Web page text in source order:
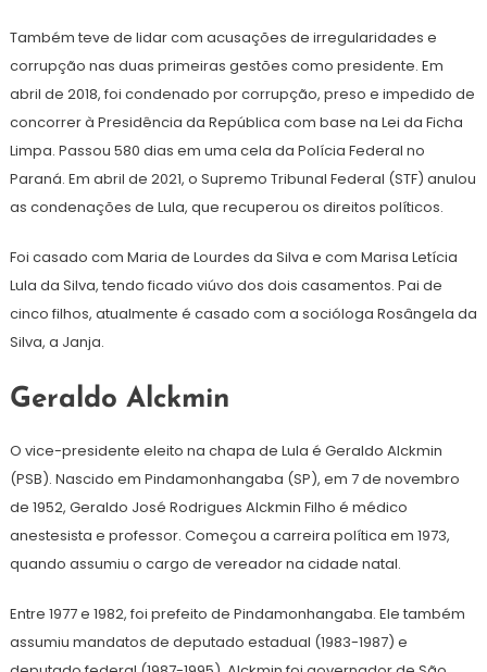
Também teve de lidar com acusações de irregularidades e
corrupção nas duas primeiras gestões como presidente. Em
abril de 2018, foi condenado por corrupção, preso e impedido de
concorrer à Presidência da República com base na Lei da Ficha
Limpa. Passou 580 dias em uma cela da Polícia Federal no
Paraná. Em abril de 2021, o Supremo Tribunal Federal (STF) anulou
as condenações de Lula, que recuperou os direitos políticos.
Foi casado com Maria de Lourdes da Silva e com Marisa Letícia
Lula da Silva, tendo ficado viúvo dos dois casamentos. Pai de
cinco filhos, atualmente é casado com a socióloga Rosângela da
Silva, a Janja.
Geraldo Alckmin
O vice-presidente eleito na chapa de Lula é Geraldo Alckmin
(PSB). Nascido em Pindamonhangaba (SP), em 7 de novembro
de 1952, Geraldo José Rodrigues Alckmin Filho é médico
anestesista e professor. Começou a carreira política em 1973,
quando assumiu o cargo de vereador na cidade natal.
Entre 1977 e 1982, foi prefeito de Pindamonhangaba. Ele também
assumiu mandatos de deputado estadual (1983-1987) e